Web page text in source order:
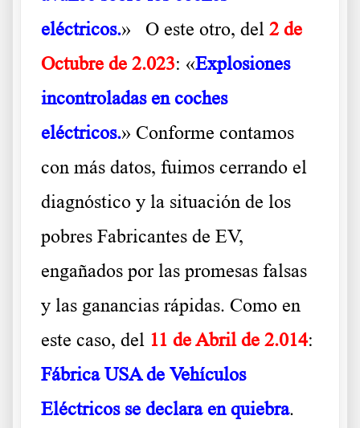
eléctricos.» O este otro, del 2 de
Octubre de 2.023: «Explosiones
incontroladas en coches
eléctricos.» Conforme contamos
con más datos, fuimos cerrando el
diagnóstico y la situación de los
pobres Fabricantes de EV,
engañados por las promesas falsas
y las ganancias rápidas. Como en
este caso, del 11 de Abril de 2.014:
Fábrica USA de Vehículos
Eléctricos se declara en quiebra.